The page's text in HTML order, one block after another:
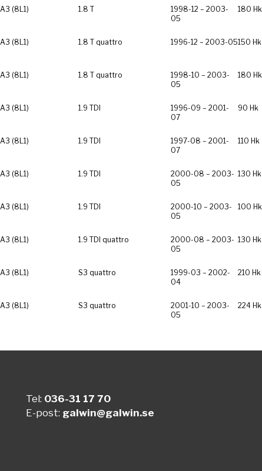
A3 (8L1) 1.8 T
1998-12 – 2003-
05
180 Hk
A3 (8L1) 1.8 T quattro 1996-12 – 2003-05150 Hk
A3 (8L1) 1.8 T quattro
1998-10 – 2003-
05
180 Hk
A3 (8L1) 1.9 TDI
1996-09 – 2001-
07
90 Hk
A3 (8L1) 1.9 TDI
1997-08 – 2001-
07
110 Hk
A3 (8L1) 1.9 TDI
2000-08 – 2003-
05
130 Hk
A3 (8L1) 1.9 TDI
2000-10 – 2003-
05
100 Hk
A3 (8L1) 1.9 TDI quattro
2000-08 – 2003-
05
130 Hk
A3 (8L1) S3 quattro
1999-03 – 2002-
04
210 Hk
A3 (8L1) S3 quattro
2001-10 – 2003-
05
224 Hk
Tel: 036-31 17 70
E-post: galwin@galwin.se